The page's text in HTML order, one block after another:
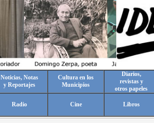
Noticias, Notas
y Reportajes
Cultura en los
Municipios
Diarios,
revistas y
otros papeles
Radio Cine Libros